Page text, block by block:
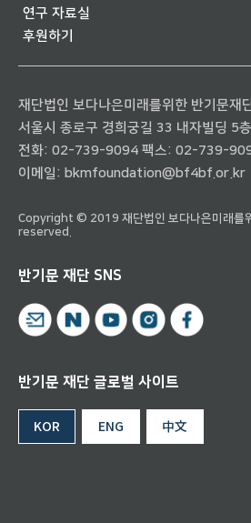
연구 자료실
후원하기
재단법인 보다나은미래를위한 반기문재
서울시 종로구 경희궁길 33 내자빌딩 5
전화: 02-739-9094 팩스: 02-739-
이메일: bkmfoundation@bf4bf.or.kr
Copyright © 2019 재단법인 보다나은미래를
reserved.
반기문 재단 SNS
반기문 재단 글로벌 사이트
KOR ENG 中文